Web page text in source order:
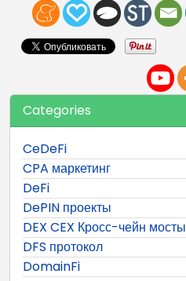
Categories
CeDeFi
CPA маркетинг
DeFi
DePIN проекты
DEX CEX Кросс-чейн мосты
DFS протокол
DomainFi